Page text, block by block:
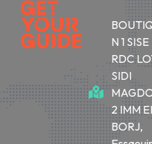
N 1
RDC
SIDI
2 IMM
BORJ,